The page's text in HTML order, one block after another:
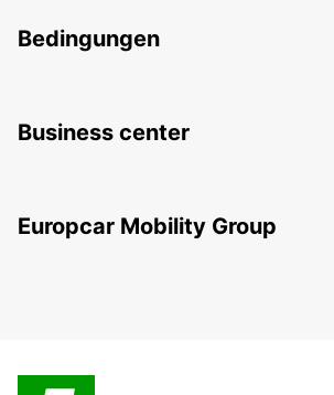
Bedingungen
Business center
Europcar Mobility Group